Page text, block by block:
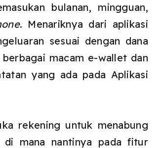
bulanan, mingguan,
. Menariknya dari aplikasi
sesuai dengan dana
macam e-wallet dan
yang ada pada Aplikasi
rekening untuk menabung
di mana nantinya pada fitur